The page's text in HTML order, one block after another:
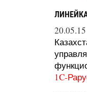
20.05.15
1C-